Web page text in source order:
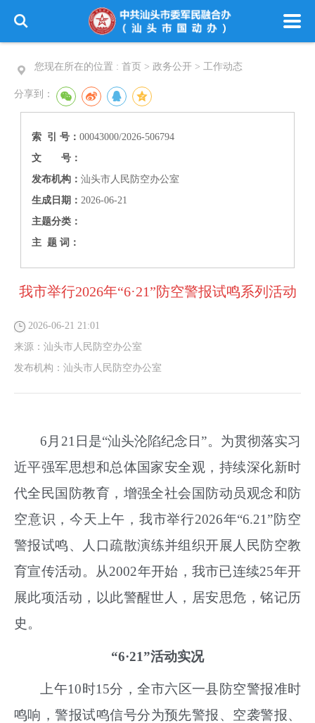
您现在所在的位置 : 首页 > 政务公开 > 工作动态
分享到：
索 引 号：00043000/2026-506794
文 号：
发布机构：汕头市人民防空办公室
生成日期：2026-06-21
主题分类：
主 题 词：
我市举行2026年“6·21”防空警报试鸣系列活动
2026-06-21 21:01
来源： 汕头市人民防空办公室
发布机构： 汕头市人民防空办公室
6月 21 日是“汕头沦陷纪念日”。 为贯彻落实习
近平强军思想和总体国家安全观，持续深化新时
代全民国防教育，增强全社会国防动员观念和防
空意识，今天上午，我市举行2026年“6.21”防空
警报试鸣、人口疏散演练并组织开展人民防空教
育宣传活动。 从2002年开始，我市已连续25年开
展此项活动，以此警醒世人，居安思危，铭记历
史。
“6·21”活动实况
上午10 时15分，全市六区一县防空警报准时
鸣响 ，警报试鸣信号分为预先警报、空袭警报、